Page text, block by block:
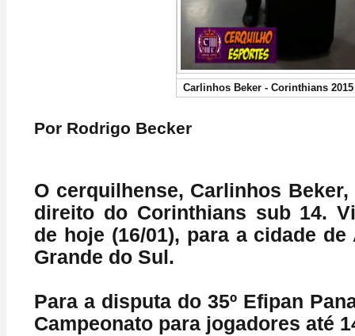
Carlinhos Beker - Corinthians 2015
Por Rodrigo Becker
O cerquilhense, Carlinhos
direito do Corinthians sub 14.
de hoje (16/01), para a cidade
Grande do Sul.
Para a disputa do 35º Efipan
Campeonato para jogadores até